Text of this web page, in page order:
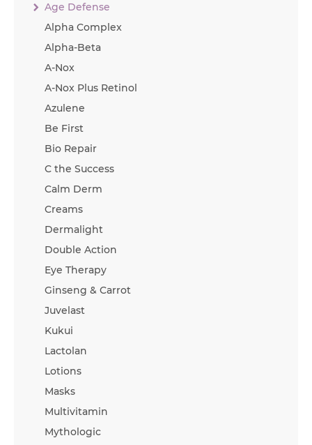
Age Defense
Alpha Complex
Alpha-Beta
A-Nox
A-Nox Plus Retinol
Azulene
Be First
Bio Repair
C the Success
Calm Derm
Creams
Dermalight
Double Action
Eye Therapy
Ginseng & Carrot
Juvelast
Kukui
Lactolan
Lotions
Masks
Multivitamin
Mythologic